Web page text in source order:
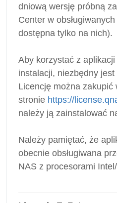
dniową wersję próbną
Center w
dostępna tylko na nich).
Aby korzystać z
instalacji, niezbędny
Licencję można zakupić
stronie https://
należy ją zainstalować
Należy pamiętać, że
obecnie obsługiwana
NAS z procesorami